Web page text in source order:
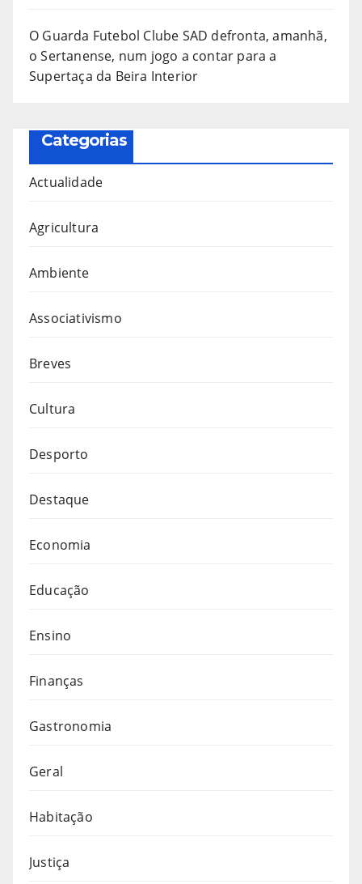
O Guarda Futebol Clube SAD defronta, amanhã,
o Sertanense, num jogo a contar para a
Supertaça da Beira Interior
Categorias
Actualidade
Agricultura
Ambiente
Associativismo
Breves
Cultura
Desporto
Destaque
Economia
Educação
Ensino
Finanças
Gastronomia
Geral
Habitação
Justiça